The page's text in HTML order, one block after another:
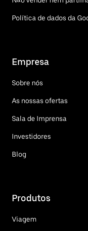
Política de dados da
Empresa
Sobre nós
As nossas ofertas
Sala de Imprensa
Investidores
Blog
Produtos
Viagem